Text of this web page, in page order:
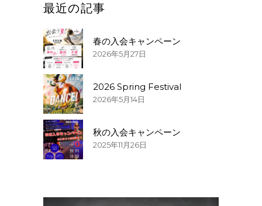
最近の記事
春の入会キャンペーン
2026年5月27日
2026 Spring Festival
2026年5月14日
秋の入会キャンペーン
2025年11月26日